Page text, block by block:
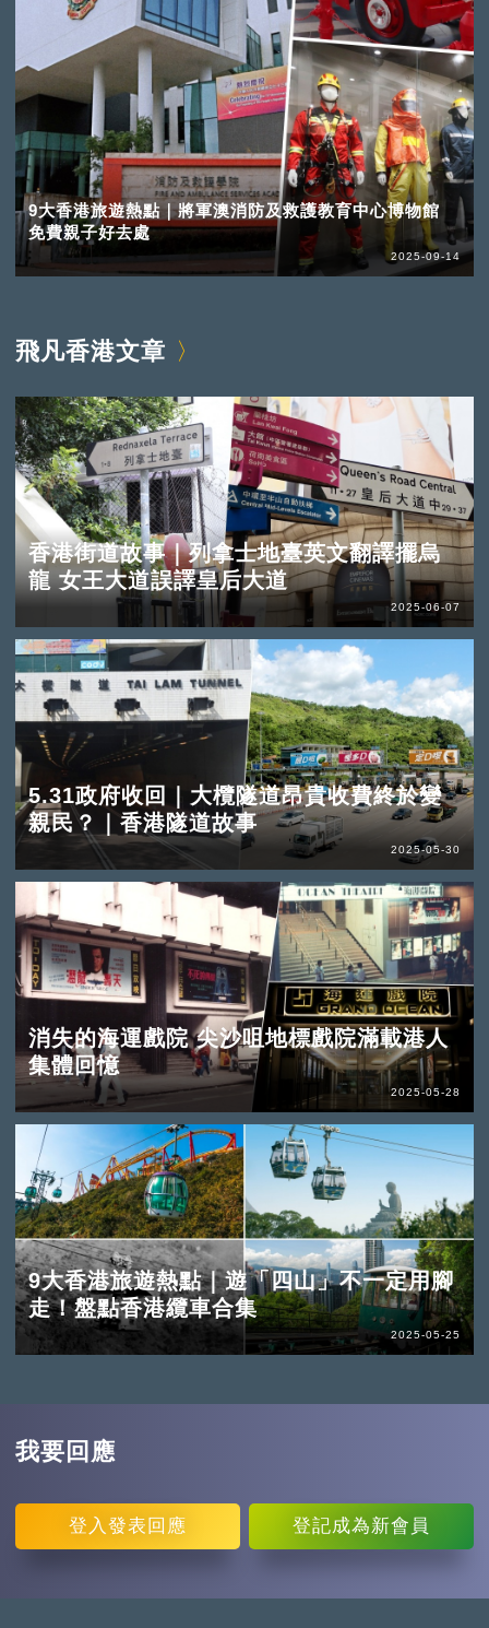
9大香港旅遊熱點｜將軍澳消防及救護教育中心博物館
免費親子好去處
2025-09-14
飛凡香港文章
香港街道故事｜列拿士地臺英文翻譯擺烏
龍 女王大道誤譯皇后大道
2025-06-07
5.31政府收回｜大欖隧道昂貴收費終於變
親民？｜香港隧道故事
2025-05-30
消失的海運戲院 尖沙咀地標戲院滿載港人
集體回憶
2025-05-28
9大香港旅遊熱點｜遊「四山」不一定用腳
走！盤點香港纜車合集
2025-05-25
我要回應
登入 發表回應 登記成為新會員